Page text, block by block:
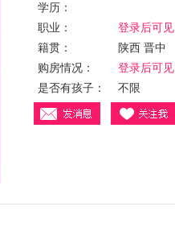
学历：
职业：
登录后可见
籍贯：
陕西 晋中
购房情况：
登录后可见
是否有孩子：
不限